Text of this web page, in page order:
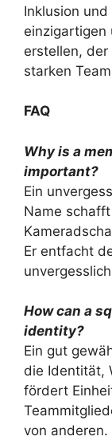
Inklusion
einzigartigen
erstellen,
starken
FAQ
Why is a
important?
Ein
Name
Er entfacht
How can a
identity?
Ein gut
die Identität,
fördert
von anderen.